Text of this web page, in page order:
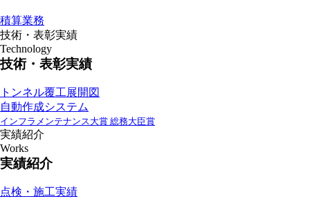
積算業務
技術・表彰実績
Technology
技術・表彰実績
トンネル覆工展開図
自動作成システム
インフラメンテナンス大賞 総務大臣賞
実績紹介
Works
実績紹介
点検・施工実績